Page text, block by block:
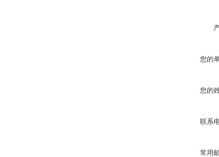
您的
您的
联系
常用